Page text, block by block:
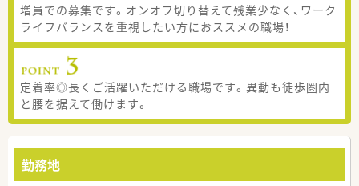
増員での募集です。オンオフ切り替えて残業少なく、ワーク
ライフバランスを重視したい方におススメの職場！
定着率◎長くご活躍いただける職場です。異動も徒歩圏内
と腰を据えて働けます。
勤務地